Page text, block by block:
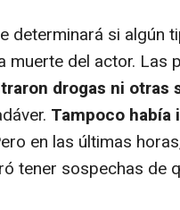
determinará si algún
muerte del actor. Las
drogas ni otras
Tampoco
en las últimas
tener sospechas de